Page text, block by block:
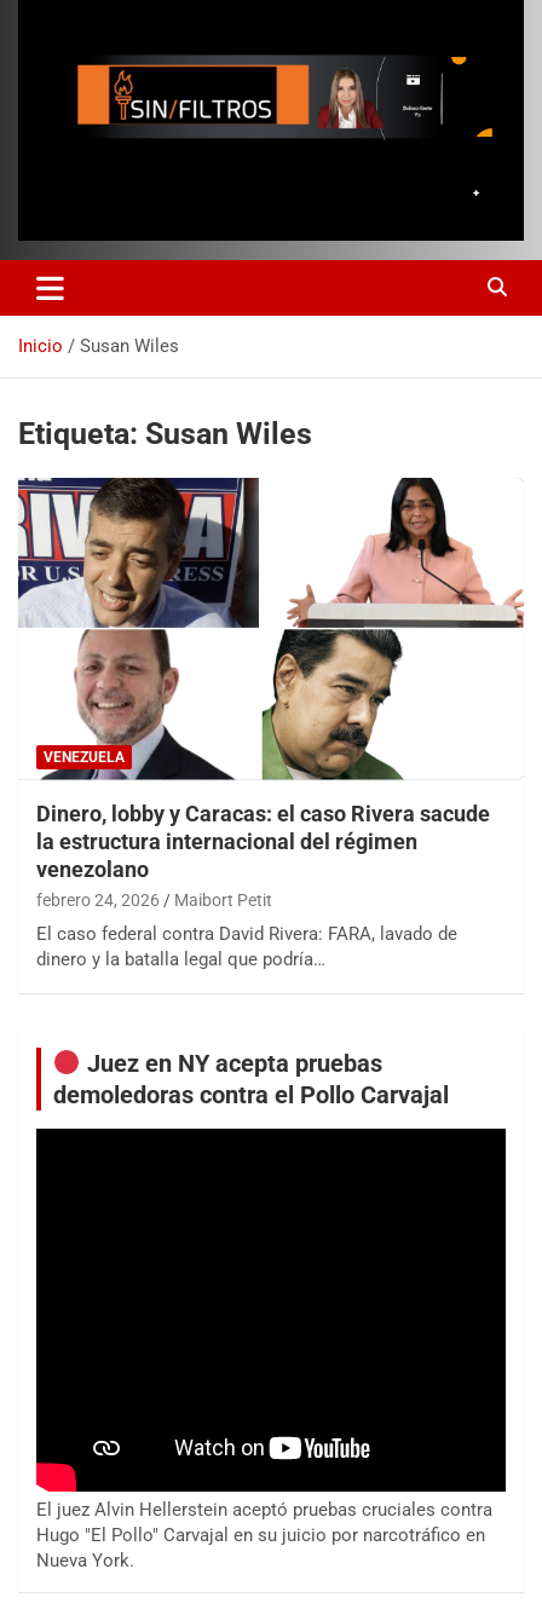
Inicio Susan Wiles
Etiqueta: Susan Wiles
VENEZUELA
Dinero, lobby y Caracas: el caso Rivera sacude
la estructura internacional del régimen
venezolano
febrero 24, 2026 Maibort Petit
El caso federal contra David Rivera: FARA, lavado de
dinero y la batalla legal que podría…
Juez en NY acepta pruebas
demoledoras contra el Pollo Carvajal
El juez Alvin Hellerstein aceptó pruebas cruciales contra
Hugo "El Pollo" Carvajal en su juicio por narcotráfico en
Nueva York.